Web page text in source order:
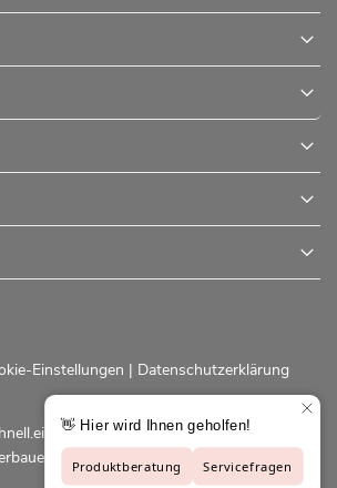
- Baustoffe online für
und Profis |
bausep.de
Einstellungen | Datenschutzerklärung